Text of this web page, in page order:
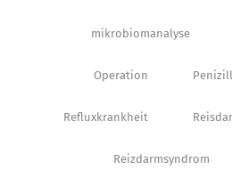
mikrobiomanalyse
Operation
Refluxkrankheit
Reizdarmsyndrom